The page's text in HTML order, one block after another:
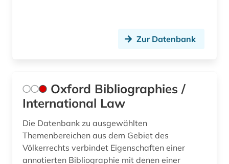
Zur Datenbank
Oxford Bibliographies /
International Law
Die Datenbank zu ausgewählten
Themenbereichen aus dem Gebiet des
Völkerrechts verbindet Eigenschaften einer
annotierten Bibliographie mit denen einer